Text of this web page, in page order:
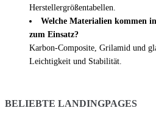
Herstellergrößentabellen.
Welche Materialien kommen
zum Einsatz?
Karbon-Composite, Grilamid und
Leichtigkeit und Stabilität.
BELIEBTE LANDINGPAGES